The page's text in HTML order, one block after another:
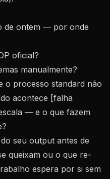
de ontem — por onde
oficial?
manualmente?
o processo standard não
acontece [falha
— e o que fazem
seu output antes de
queixam ou o que re-
espera por si sem